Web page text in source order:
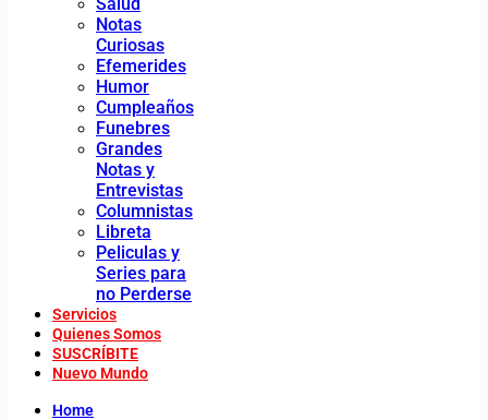
Notas
Curiosas
Efemerides
Humor
Cumpleaños
Funebres
Grandes
Notas y
Entrevistas
Columnistas
Libreta
Peliculas y
Series para
no Perderse
Servicios
Quienes Somos
SUSCRÍBITE
Nuevo Mundo
Home